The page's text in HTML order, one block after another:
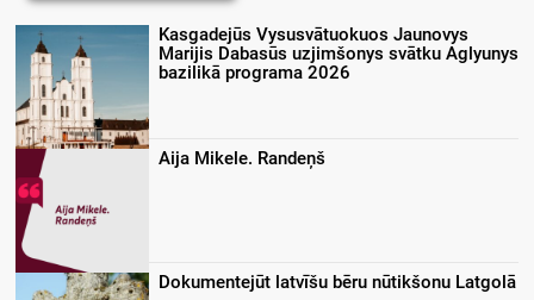
Kasgadejūs Vysusvātuokuos Jaunovys
Marijis Dabasūs uzjimšonys svātku Aglyunys
bazilikā programa 2026
Aija Mikele. Randeņš
Dokumentejūt latvīšu bēru nūtikšonu Latgolā